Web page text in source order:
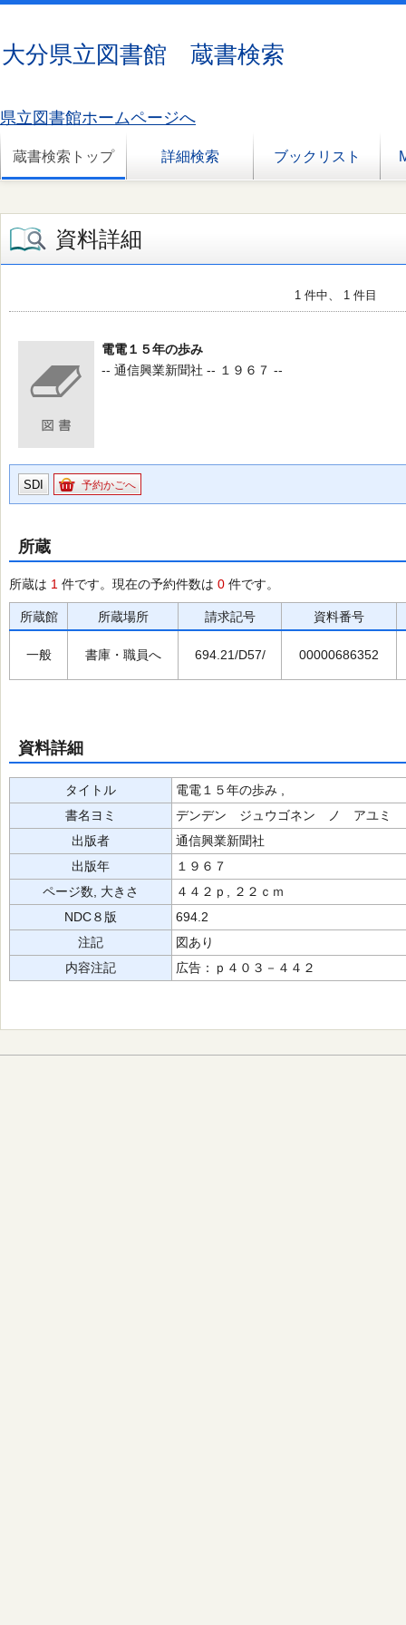
大分県立図書館 蔵書検索
県立図書館ホームページへ
蔵書検索トップ 詳細検索 ブックリスト
資料詳細
1 件中、 1 件目
電電１５年の歩み
-- 通信興業新聞社 -- １９６７ --
SDI 予約かごへ
所蔵
所蔵は 1 件です。現在の予約件数は 0 件です。
所蔵館 所蔵場所 請求記号 資料番号
一般 書庫・職員へ 694.21/D57/ 00000686352
資料詳細
タイトル
電電１５年の歩み ,
書名ヨミ
デンデン ジュウゴネン ノ アユミ
出版者
通信興業新聞社
出版年
１９６７
ページ数, 大きさ
４４２ｐ, ２２ｃｍ
NDC８版
694.2
注記
図あり
内容注記
広告：ｐ４０３－４４２